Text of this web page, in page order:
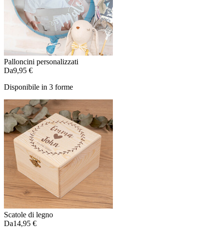
Palloncini personalizzati
Da9,95 €
Disponibile in 3 forme
Scatole di legno
Da14,95 €